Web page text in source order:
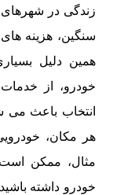
زندگی در شهرهای
سنگین، هزینه
همین دلیل
خودرو، از
انتخاب باعث می
هر مکان،
مثال، ممکن
خودرو داشته